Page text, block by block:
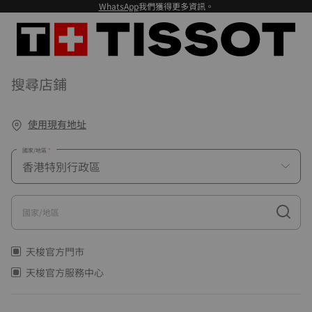
WhatsApp我們獲得更多資訊。
搜尋店鋪
使用現有地址
國家/地區
國家/地區
天梭官方門市
天梭官方服務中心